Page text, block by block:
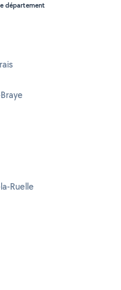
département
Ruelle